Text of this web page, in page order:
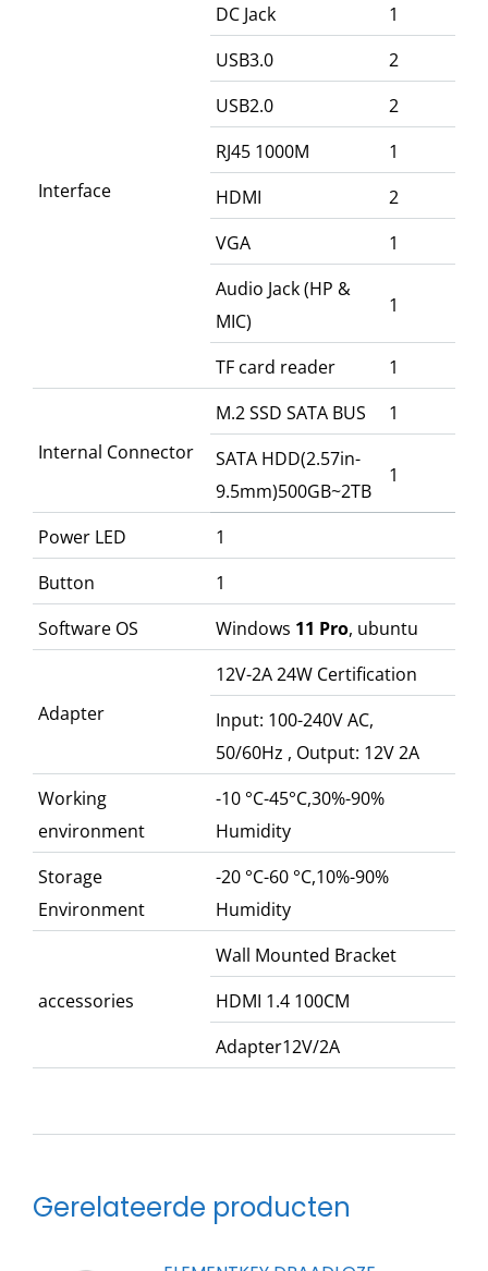
Interface
DC Jack
1
USB3.0
2
USB2.0
2
RJ45 1000M
1
HDMI
2
VGA
1
Audio Jack (HP &
MIC)
1
TF card reader 1
Internal Connector
M.2 SSD SATA BUS
1
SATA HDD(2.57in-
9.5mm)500GB~2TB
1
Power LED
1
Button
1
Software OS
Windows 11 Pro, ubuntu
Adapter
12V-2A 24W Certification
Input: 100-240V AC,
50/60Hz , Output: 12V 2A
Working
environment
-10 °C-45°C,30%-90%
Humidity
Storage
Environment
-20 °C-60 °C,10%-90%
Humidity
accessories
Wall Mounted Bracket
HDMI 1.4 100CM
Adapter12V/2A
Gerelateerde producten